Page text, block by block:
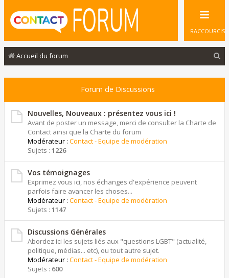
RACCOURCIS
Accueil du forum
Forum de Discussions
Nouvelles, Nouveaux : présentez vous ici !
Avant de poster un message, merci de consulter la Charte de
Contact ainsi que la Charte du forum
Modérateur : Contact - Equipe de modération
Sujets : 1226
Vos témoignages
Exprimez vous ici, nos échanges d'expérience peuvent
parfois faire avancer les choses...
Modérateur : Contact - Equipe de modération
Sujets : 1147
Discussions Générales
Abordez ici les sujets liés aux "questions LGBT" (actualité,
politique, médias... etc), ou tout autre sujet.
Modérateur : Contact - Equipe de modération
Sujets : 600